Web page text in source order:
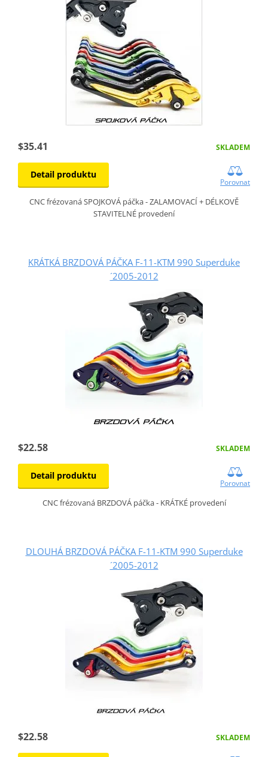
$35.41 SKLADEM
Detail produktu
Porovnat
CNC frézovaná SPOJKOVÁ páčka - ZALAMOVACÍ + DÉLKOVĚ
STAVITELNÉ provedení
KRÁTKÁ BRZDOVÁ PÁČKA F-11-KTM 990 Superduke
´2005-2012
$22.58 SKLADEM
Detail produktu
Porovnat
CNC frézovaná BRZDOVÁ páčka - KRÁTKÉ provedení
DLOUHÁ BRZDOVÁ PÁČKA F-11-KTM 990 Superduke
´2005-2012
$22.58 SKLADEM